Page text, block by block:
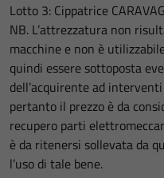
Lotto 3: Cippatrice
NB. L’attrezzatura non
macchine e non è
quindi essere sottoposta
dell’acquirente ad
pertanto il prezzo è da
recupero parti
è da ritenersi sollevata da
l’uso di tale bene.